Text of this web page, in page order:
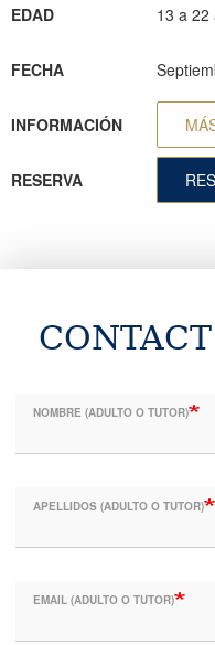
EDAD 13 a 22
FECHA
INFORMACIÓN
RESERVA
CONTACT
NOMBRE (ADULTO O TUTOR)
APELLIDOS (ADULTO O TUTOR)
EMAIL (ADULTO O TUTOR)